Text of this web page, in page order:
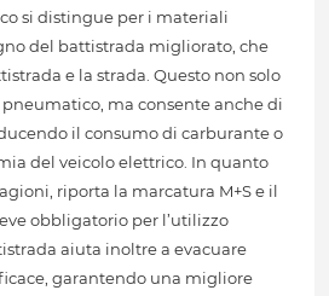
si distingue per i materiali
del battistrada migliorato, che
e la strada. Questo non solo
ma consente anche di
il consumo di carburante o
del veicolo elettrico. In quanto
riporta la marcatura M+S e il
obbligatorio per l’utilizzo
aiuta inoltre a evacuare
garantendo una migliore